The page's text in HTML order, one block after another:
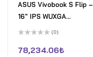
ASUS Vivobook S Flip –
16" IPS WUXGA
Dokunmatik 2'si 1 Arada
13900H Intel Irıs Xe
üzerinden
0
(0)
78,234.06₺